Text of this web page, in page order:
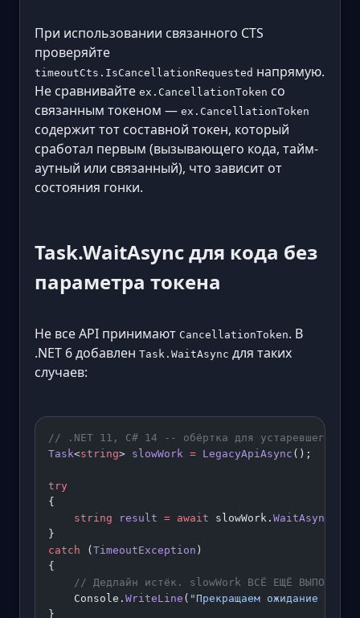
При использовании связанного CTS
проверяйте
timeoutCts.IsCancellationRequested напрямую.
Не сравнивайте ex.CancellationToken со
связанным токеном — ex.CancellationToken
содержит тот составной токен, который
сработал первым (вызывающего кода, тайм-
аутный или связанный), что зависит от
состояния гонки.
Task.WaitAsync для кода без
параметра токена
Не все API принимают CancellationToken. В
.NET 6 добавлен Task.WaitAsync для таких
случаев:
// .NET 11, C# 14 -- обёртка для устаревшего API
Task<string> slowWork = LegacyApiAsync ();
try
{
    string
result = await slowWork. WaitAsync
}
catch ( TimeoutException )
{
// Дедлайн истёк. slowWork ВСЁ ЕЩЁ
    Console.
WriteLine ( "Прекращаем ожидание
}